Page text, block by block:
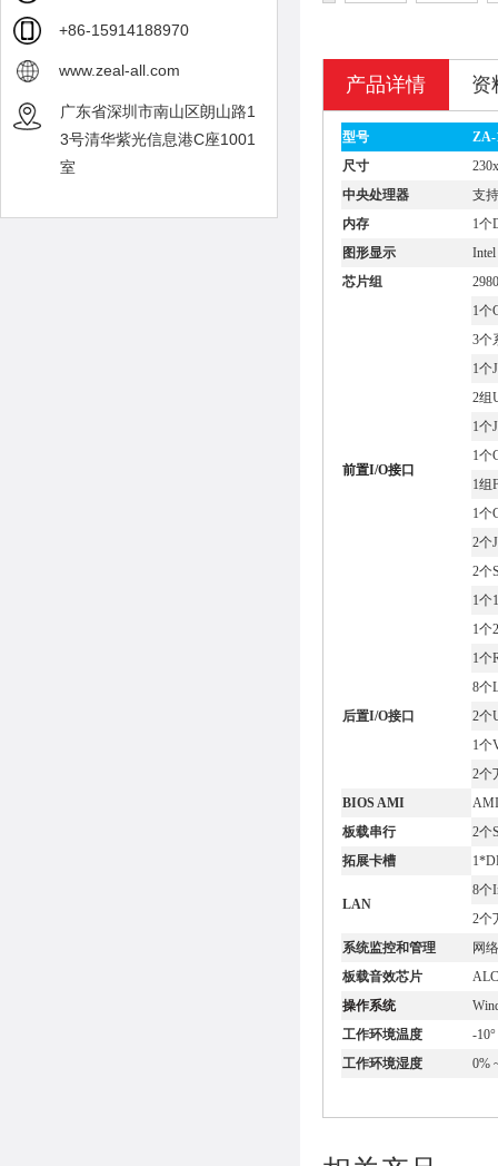
+86-15914188970
www.zeal-all.com
广东省深圳市南山区朗山路1
3号清华紫光信息港C座1001
室
产品详情 资
型号
ZA-
尺寸
中央处理器
支
内存
1个
图形显示
芯片组
前置I/O接口
1个
3个
1个
2组
1个
1个
1组
1个
2个
2个
1个
1个
后置I/O接口
1个
8个
2个
1个
2个
BIOS AMI
板载串行
2个
拓展卡槽
LAN
8个
2个
系统监控和管理
网
板载音效芯片
操作系统
工作环境温度
-
工作环境湿度
0%